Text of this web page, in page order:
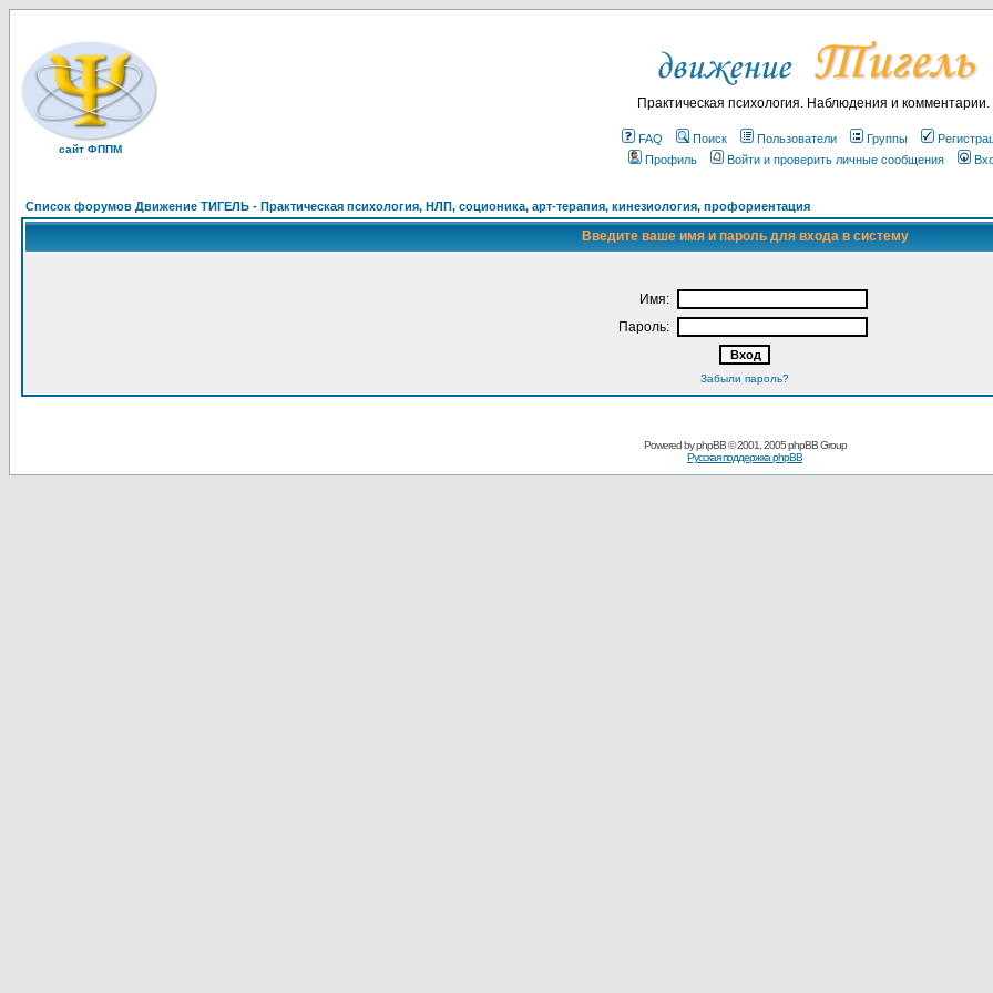
сайт ФППМ
Практическая психология. Наблюдения и комментарии.
FAQ Поиск Пользователи Группы
Профиль
Войти и проверить личные сообщения
Список форумов Движение ТИГЕЛЬ - Практическая психология, НЛП, соционика, арт-терапия, кинезиология, профориентация
Введите ваше имя и пароль для входа в систему
Имя:
Пароль:
Забыли пароль?
Powered byphpBB© 2001, 2005 phpBB Group
Русская поддержка phpBB